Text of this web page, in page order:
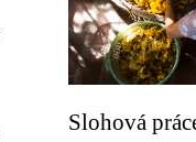
Slohová